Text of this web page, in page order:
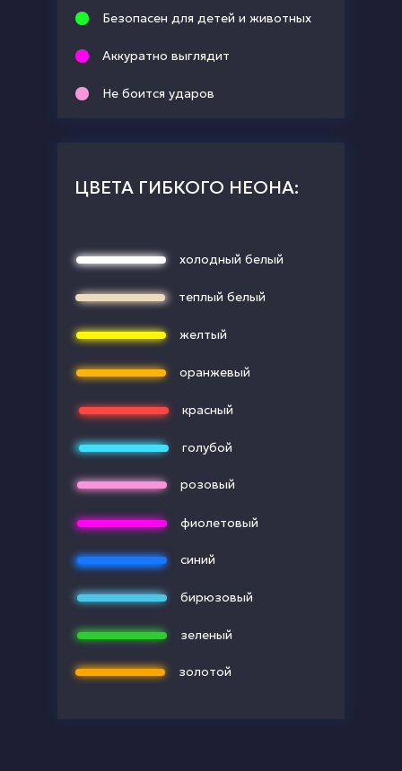
ЦВЕТА ГИБКОГО НЕОНА:
Безопасен для детей и животных
Аккуратно выглядит
Не боится ударов
холодный белый
теплый белый
желтый
оранжевый
красный
розовый
фиолетовый
синий
бирюзовый
зеленый
голубой
золотой